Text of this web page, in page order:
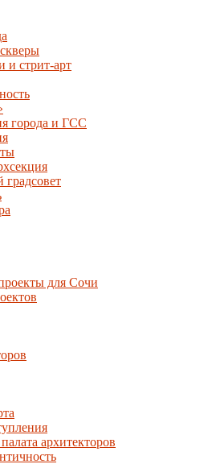
и стрит-арт
города и ГСС
для Сочи
архитекторов